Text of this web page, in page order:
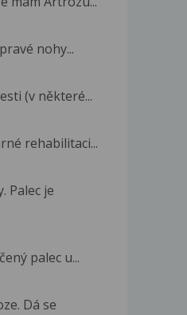
nohy...
(v některé...
rehabilitaci...
Palec je
palec u...
Dá se